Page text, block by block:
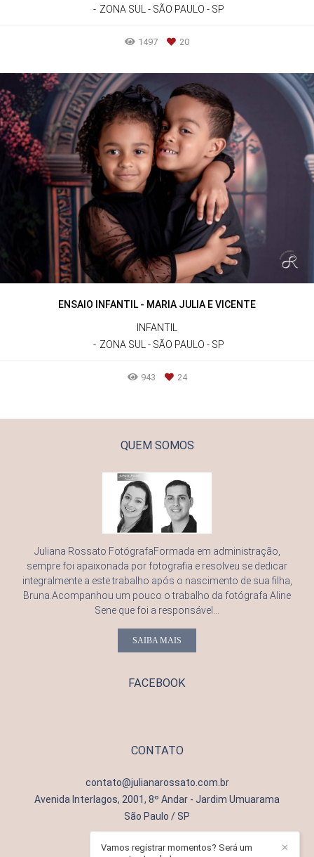
ZONA SUL - SÃO PAULO - SP
1497 20
ENSAIO INFANTIL - MARIA JULIA E VICENTE
INFANTIL
ZONA SUL - SÃO PAULO - SP
943 24
QUEM SOMOS
Juliana Rossato FotógrafaFormada em administração,
sempre foi apaixonada por fotografia e resolveu se dedicar
integralmente a este trabalho após o nascimento de sua filha,
Bruna.Acompanhou um pouco o trabalho da fotógrafa Aline
Sene que foi a responsável...
SAIBA MAIS
FACEBOOK
CONTATO
contato@julianarossato.com.br
Avenida Interlagos, 2001, 8º Andar - Jardim Umuarama
São Paulo / SP
✕
Vamos registrar momentos? Será um